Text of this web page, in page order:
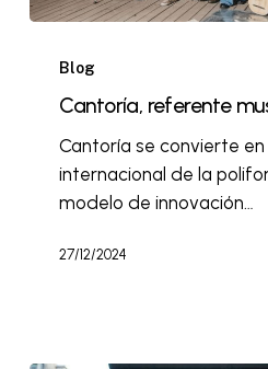
Blog
Cantoría, referente
Cantoría se convierte
internacional de la
modelo de innovación…
27/12/2024